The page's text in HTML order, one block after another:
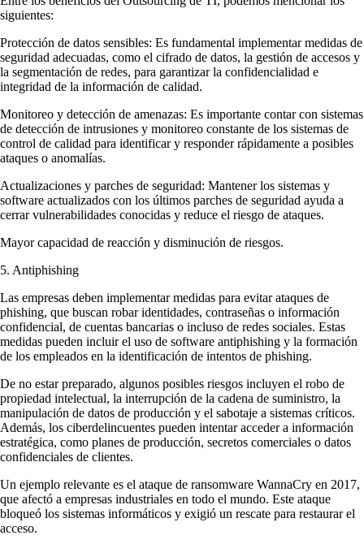
siguientes:
Protección de datos sensibles: Es fundamental implementar medidas de
seguridad adecuadas, como el cifrado de datos, la gestión de accesos y
la segmentación de redes, para garantizar la confidencialidad e
integridad de la información de calidad.
Monitoreo y detección de amenazas: Es importante contar con sistemas
de detección de intrusiones y monitoreo constante de los sistemas de
control de calidad para identificar y responder rápidamente a posibles
ataques o anomalías.
Actualizaciones y parches de seguridad: Mantener los sistemas y
software actualizados con los últimos parches de seguridad ayuda a
cerrar vulnerabilidades conocidas y reduce el riesgo de ataques.
Mayor capacidad de reacción y disminución de riesgos.
5. Antiphishing
Las empresas deben implementar medidas para evitar ataques de
phishing, que buscan robar identidades, contraseñas o información
confidencial, de cuentas bancarias o incluso de redes sociales. Estas
medidas pueden incluir el uso de software antiphishing y la formación
de los empleados en la identificación de intentos de phishing.
De no estar preparado, algunos posibles riesgos incluyen el robo de
propiedad intelectual, la interrupción de la cadena de suministro, la
manipulación de datos de producción y el sabotaje a sistemas críticos.
Además, los ciberdelincuentes pueden intentar acceder a información
estratégica, como planes de producción, secretos comerciales o datos
confidenciales de clientes.
Un ejemplo relevante es el ataque de ransomware WannaCry en 2017,
que afectó a empresas industriales en todo el mundo. Este ataque
bloqueó los sistemas informáticos y exigió un rescate para restaurar el
acceso.